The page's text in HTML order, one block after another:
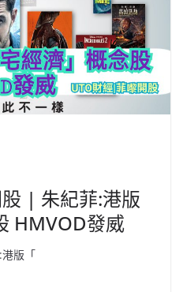
| 朱紀菲:港版
HMVOD發威
版「